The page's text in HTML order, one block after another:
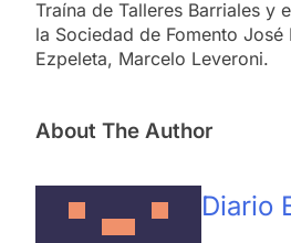
Traína de Talleres Barriales y
la Sociedad de Fomento José
Ezpeleta, Marcelo Leveroni.
About The Author
Diario